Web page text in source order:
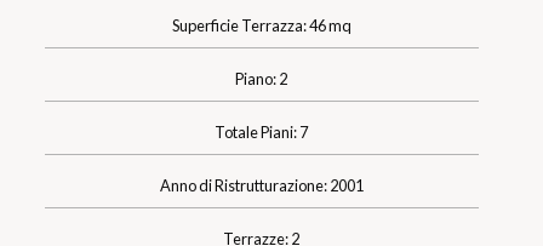
Superficie Terrazza: 46 mq
Piano: 2
Totale Piani: 7
Anno di Ristrutturazione: 2001
Terrazze: 2